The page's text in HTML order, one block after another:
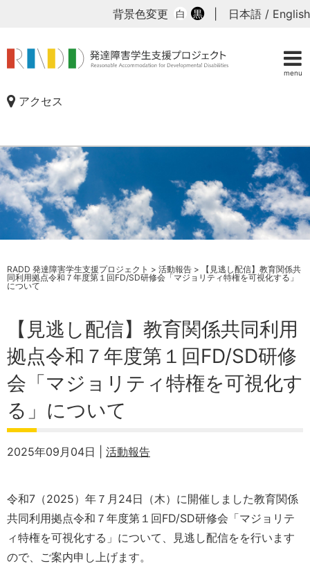
menu
背景色変更 白 黒 日本語 / English
アクセス
RADD 発達障害学生支援プロジェクト > 活動報告 >
【見逃し配信】教育関係共
同利用拠点令和７年度第１回FD/SD研修会「マジョリティ特権を可視化する」
について
【見逃し配信】教育関係共同利用
拠点令和７年度第１回FD/SD研修
会「マジョリティ特権を可視化す
る」について
2025年09月04日 | 活動報告
令和7（2025）年７月24日（木）に開催しました教育関係
共同利用拠点令和７年度第１回FD/SD研修会「マジョリテ
ィ特権を可視化する」について、見逃し配信をを行います
ので、ご案内申し上げます。